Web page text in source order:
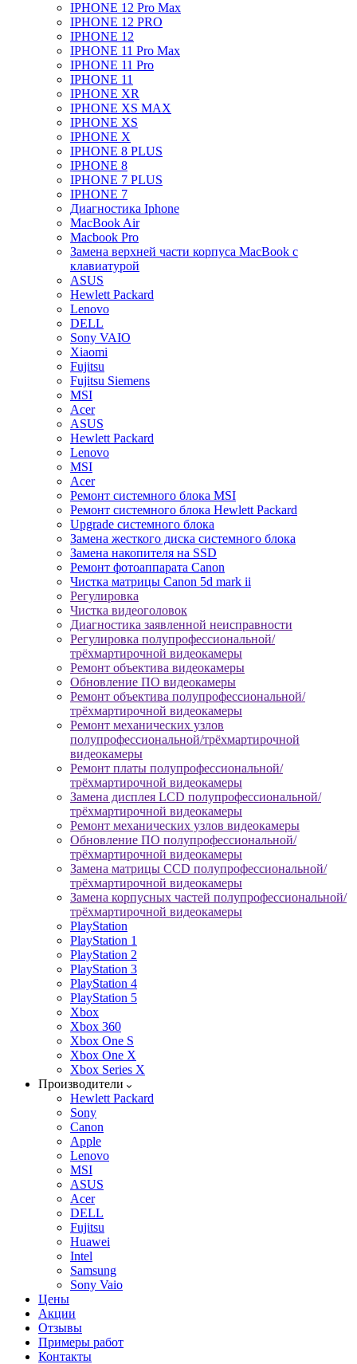
IPHONE 12 Pro Max
IPHONE 12 PRO
IPHONE 12
IPHONE 11 Pro Max
IPHONE 11 Pro
IPHONE 11
IPHONE XR
IPHONE XS MAX
IPHONE XS
IPHONE X
IPHONE 8 PLUS
IPHONE 8
IPHONE 7 PLUS
IPHONE 7
Диагностика Iphone
MacBook Air
Macbook Pro
Замена верхней части корпуса MacBook с
клавиатурой
ASUS
Hewlett Packard
Lenovo
DELL
Sony VAIO
Xiaomi
Fujitsu
Fujitsu Siemens
MSI
Acer
ASUS
Hewlett Packard
Lenovo
MSI
Acer
Ремонт системного блока MSI
Ремонт системного блока Hewlett Packard
Upgrade системного блока
Замена жесткого диска системного блока
Замена накопителя на SSD
Ремонт фотоаппарата Canon
Чистка матрицы Canon 5d mark ii
Регулировка
Чистка видеоголовок
Диагностика заявленной неисправности
Регулировка полупрофессиональной/
трёхмартирочной видеокамеры
Ремонт объектива видеокамеры
Обновление ПО видеокамеры
Ремонт объектива полупрофессиональной/
трёхмартирочной видеокамеры
Ремонт механических узлов
полупрофессиональной/трёхмартирочной
видеокамеры
Ремонт платы полупрофессиональной/
трёхмартирочной видеокамеры
Замена дисплея LCD полупрофессиональной/
трёхмартирочной видеокамеры
Ремонт механических узлов видеокамеры
Обновление ПО полупрофессиональной/
трёхмартирочной видеокамеры
Замена матрицы CCD полупрофессиональной/
трёхмартирочной видеокамеры
Замена корпусных частей полупрофессиональной/
трёхмартирочной видеокамеры
PlayStation
PlayStation 1
PlayStation 2
PlayStation 3
PlayStation 4
PlayStation 5
Xbox
Xbox 360
Xbox One S
Xbox One X
Xbox Series X
Производители
Hewlett Packard
Sony
Canon
Apple
Lenovo
MSI
ASUS
Acer
DELL
Fujitsu
Huawei
Intel
Samsung
Sony Vaio
Цены
Акции
Отзывы
Примеры работ
Контакты